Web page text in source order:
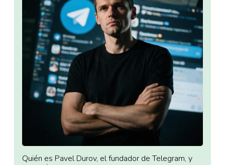
Quién es Pavel Durov, el fundador de Telegram, y